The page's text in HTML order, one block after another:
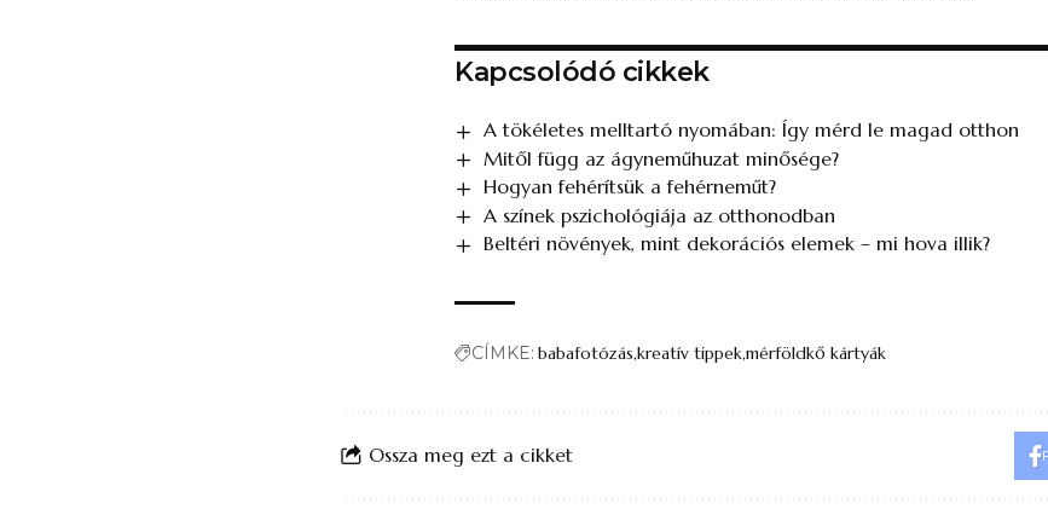
Kapcsolódó cikkek
A tökéletes melltartó nyomában: Így mérd le magad otthon
Mitől függ az ágyneműhuzat minősége?
Hogyan fehérítsük a fehérneműt​?
A színek pszichológiája az otthonodban
Beltéri növények, mint dekorációs elemek – mi hova illik?
CÍMKE: babafotózás kreatív tippek mérföldkő kártyák
Ossza meg ezt a cikket